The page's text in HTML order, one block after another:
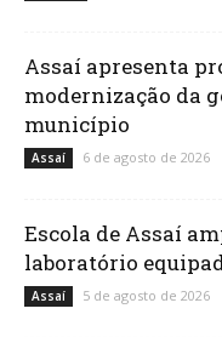
Assaí apresenta
modernização da
município
Assaí 6 de agosto de 2026
Escola de Assaí
laboratório
Assaí 5 de agosto de 2026